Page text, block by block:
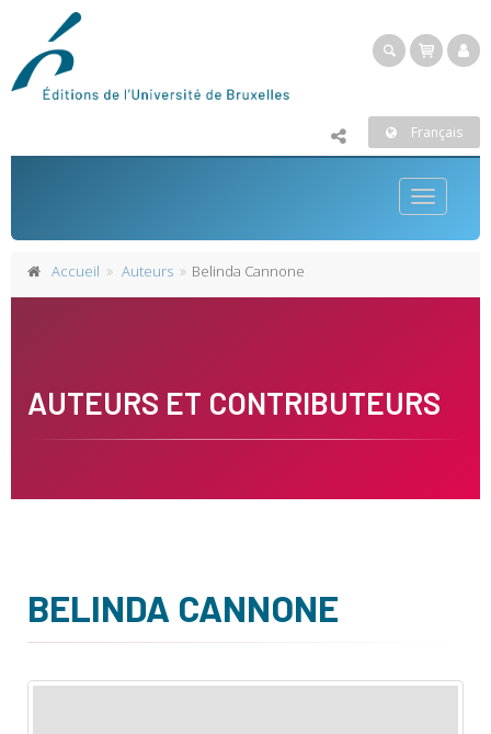
Français
Toggle
Accueil Auteurs Belinda Cannone
AUTEURS ET CONTRIBUTEURS
BELINDA CANNONE